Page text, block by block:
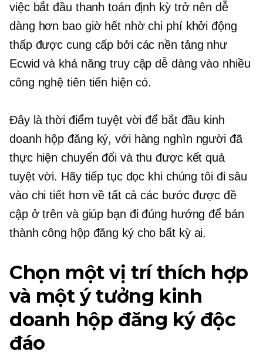
việc bắt đầu thanh toán định kỳ trở nên dễ
dàng hơn bao giờ hết nhờ chi phí khởi động
thấp được cung cấp bởi các nền tảng như
Ecwid và khả năng truy cập dễ dàng vào nhiều
công nghệ tiên tiến hiện có.
Đây là thời điểm tuyệt vời để bắt đầu kinh
doanh hộp đăng ký, với hàng nghìn người đã
thực hiện chuyển đổi và thu được kết quả
tuyệt vời. Hãy tiếp tục đọc khi chúng tôi đi sâu
vào chi tiết hơn về tất cả các bước được đề
cập ở trên và giúp bạn đi đúng hướng để bán
thành công hộp đăng ký cho bất kỳ ai.
Chọn một vị trí thích hợp
và một ý tưởng kinh
doanh hộp đăng ký độc
đáo